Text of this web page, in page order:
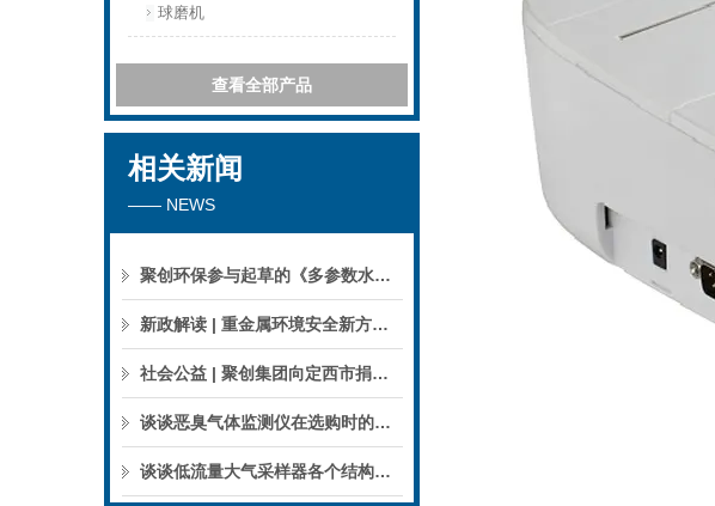
球磨机
查看全部产品
相关新闻
—— NEWS
聚创环保参与起草的《多参数水质分析仪》团标正式公布，促进国产仪器创新升级
新政解读 | 重金属环境安全新方案来了，聚焦5省21市！
社会公益 | 聚创集团向定西市捐赠检验检测仪器设备
谈谈恶臭气体监测仪在选购时的建议和指南
谈谈低流量大气采样器各个结构的特点